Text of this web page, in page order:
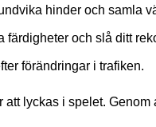
hinder och samla
färdigheter och slå ditt
förändringar i trafiken.
lyckas i spelet.